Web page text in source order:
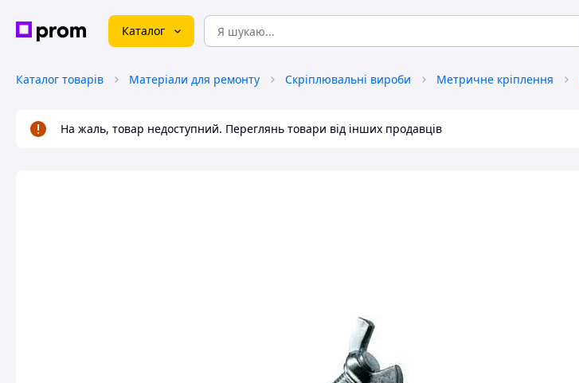
Каталог
Каталог товарів Матеріали для ремонту Скріплювальні вироби Метричне кріплення
На жаль, товар недоступний. Переглянь товари від інших продавців